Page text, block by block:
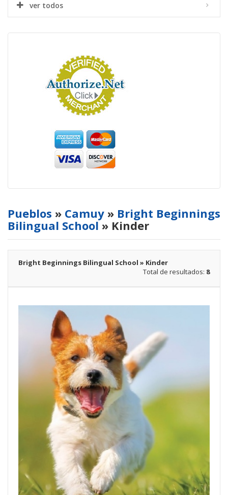
ver todos
Pueblos » Camuy » Bright Beginnings
Bilingual School» Kinder
Bright Beginnings Bilingual School » Kinder
Total de resultados: 8